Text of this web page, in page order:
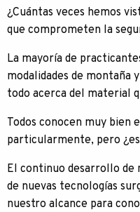
¿Cuántas veces hemos
que comprometen la
La mayoría de
modalidades de montaña
todo acerca del material
Todos conocen muy bien
particularmente, pero
El continuo desarrollo de
de nuevas tecnologías
nuestro alcance para